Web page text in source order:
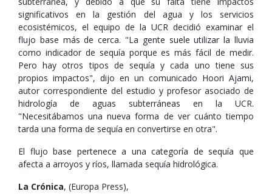
significativos en la gestión del agua y los servicios
ecosistémicos, el equipo de la UCR decidió examinar el
flujo base más de cerca. "La gente suele utilizar la lluvia
como indicador de sequía porque es más fácil de medir.
Pero hay otros tipos de sequía y cada uno tiene sus
propios impactos", dijo en un comunicado Hoori Ajami,
autor correspondiente del estudio y profesor asociado de
hidrología de aguas subterráneas en la UCR.
"Necesitábamos una nueva forma de ver cuánto tiempo
tarda una forma de sequía en convertirse en otra".
El flujo base pertenece a una categoría de sequía que
afecta a arroyos y ríos, llamada sequía hidrológica.
La Crónica, (Europa Press),